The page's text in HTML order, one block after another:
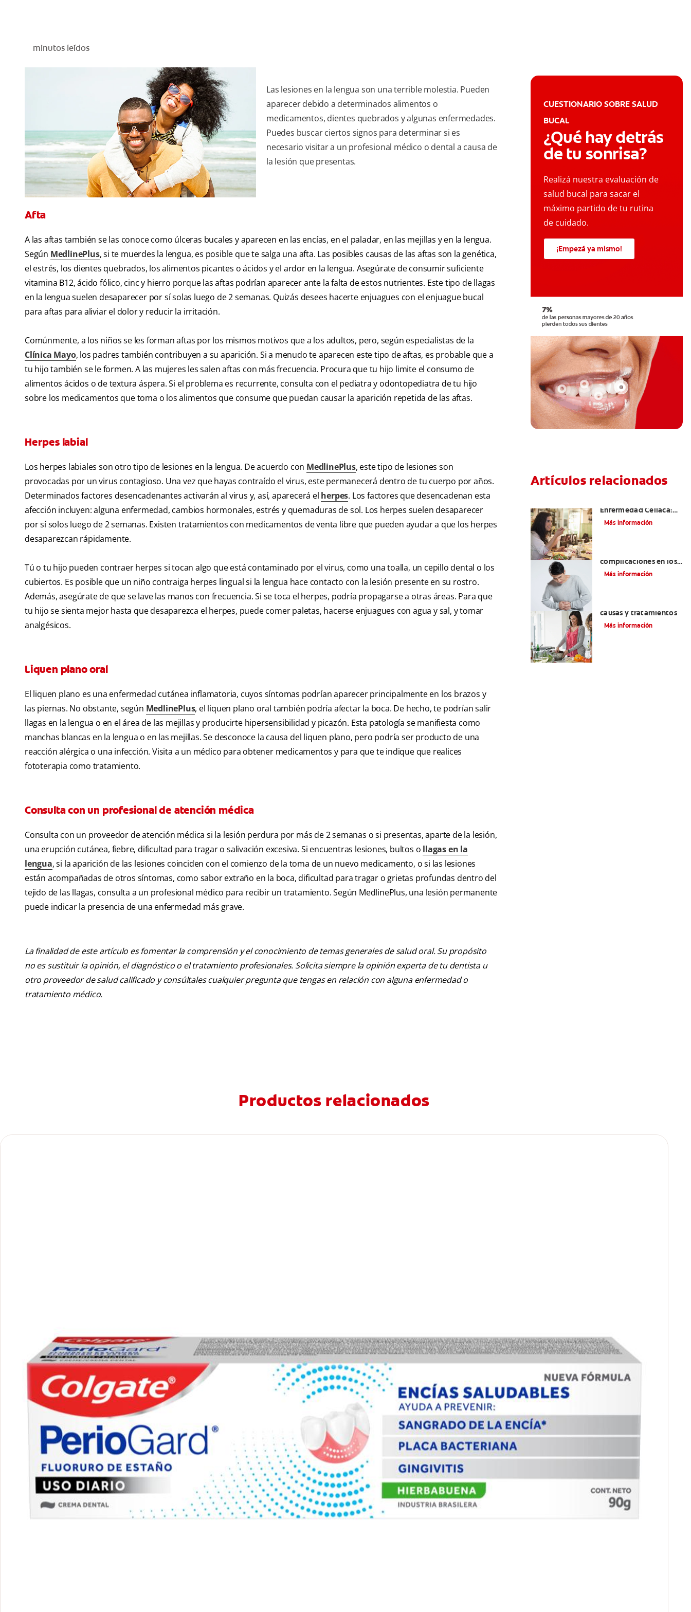
minutos leídos
Las lesiones en la lengua son una terrible molestia. Pueden
aparecer debido a determinados alimentos o
medicamentos, dientes quebrados y algunas enfermedades.
Puedes buscar ciertos signos para determinar si es
necesario visitar a un profesional médico o dental a causa de
la lesión que presentas.
Afta
A las aftas también se las conoce como úlceras bucales y aparecen en las encías, en el paladar, en las mejillas y en la lengua.
Según MedlinePlus, si te muerdes la lengua, es posible que te salga una afta. Las posibles causas de las aftas son la genética,
el estrés, los dientes quebrados, los alimentos picantes o ácidos y el ardor en la lengua. Asegúrate de consumir suficiente
vitamina B12, ácido fólico, cinc y hierro porque las aftas podrían aparecer ante la falta de estos nutrientes. Este tipo de llagas
en la lengua suelen desaparecer por sí solas luego de 2 semanas. Quizás desees hacerte enjuagues con el enjuague bucal
para aftas para aliviar el dolor y reducir la irritación.
Comúnmente, a los niños se les forman aftas por los mismos motivos que a los adultos, pero, según especialistas de la
Clínica Mayo, los padres también contribuyen a su aparición. Si a menudo te aparecen este tipo de aftas, es probable que a
tu hijo también se le formen. A las mujeres les salen aftas con más frecuencia. Procura que tu hijo limite el consumo de
alimentos ácidos o de textura áspera. Si el problema es recurrente, consulta con el pediatra y odontopediatra de tu hijo
sobre los medicamentos que toma o los alimentos que consume que puedan causar la aparición repetida de las aftas.
Herpes labial
Los herpes labiales son otro tipo de lesiones en la lengua. De acuerdo con MedlinePlus, este tipo de lesiones son
provocadas por un virus contagioso. Una vez que hayas contraído el virus, este permanecerá dentro de tu cuerpo por años.
Determinados factores desencadenantes activarán al virus y, así, aparecerá el herpes. Los factores que desencadenan esta
afección incluyen: alguna enfermedad, cambios hormonales, estrés y quemaduras de sol. Los herpes suelen desaparecer
por sí solos luego de 2 semanas. Existen tratamientos con medicamentos de venta libre que pueden ayudar a que los herpes
desaparezcan rápidamente.
Tú o tu hijo pueden contraer herpes si tocan algo que está contaminado por el virus, como una toalla, un cepillo dental o los
cubiertos. Es posible que un niño contraiga herpes lingual si la lengua hace contacto con la lesión presente en su rostro.
Además, asegúrate de que se lave las manos con frecuencia. Si se toca el herpes, podría propagarse a otras áreas. Para que
tu hijo se sienta mejor hasta que desaparezca el herpes, puede comer paletas, hacerse enjuagues con agua y sal, y tomar
analgésicos.
Liquen plano oral
El liquen plano es una enfermedad cutánea inflamatoria, cuyos síntomas podrían aparecer principalmente en los brazos y
las piernas. No obstante, según MedlinePlus, el liquen plano oral también podría afectar la boca. De hecho, te podrían salir
llagas en la lengua o en el área de las mejillas y producirte hipersensibilidad y picazón. Esta patología se manifiesta como
manchas blancas en la lengua o en las mejillas. Se desconoce la causa del liquen plano, pero podría ser producto de una
reacción alérgica o una infección. Visita a un médico para obtener medicamentos y para que te indique que realices
fototerapia como tratamiento.
Consulta con un profesional de atención médica
Consulta con un proveedor de atención médica si la lesión perdura por más de 2 semanas o si presentas, aparte de la lesión,
una erupción cutánea, fiebre, dificultad para tragar o salivación excesiva. Si encuentras lesiones, bultos o llagas en la
lengua, si la aparición de las lesiones coinciden con el comienzo de la toma de un nuevo medicamento, o si las lesiones
están acompañadas de otros síntomas, como sabor extraño en la boca, dificultad para tragar o grietas profundas dentro del
tejido de las llagas, consulta a un profesional médico para recibir un tratamiento. Según MedlinePlus, una lesión permanente
puede indicar la presencia de una enfermedad más grave.
La finalidad de este artículo es fomentar la comprensión y el conocimiento de temas generales de salud oral. Su propósito
no es sustituir la opinión, el diagnóstico o el tratamiento profesionales. Solicita siempre la opinión experta de tu dentista u
otro proveedor de salud calificado y consúltales cualquier pregunta que tengas en relación con alguna enfermedad o
tratamiento médico.
CUESTIONARIO SOBRE SALUD
BUCAL
¿Qué hay detrás
de tu sonrisa?
Realizá nuestra evaluación de
salud bucal para sacar el
máximo partido de tu rutina
de cuidado.
¡Empezá ya mismo!
Artículos relacionados
Enfermedad Celíaca:
Cómo Reconocerlas Y
Más información
complicaciones en los
dientes | Cuidado bucal
Más información
causas y tratamientos
Más información
Productos relacionados